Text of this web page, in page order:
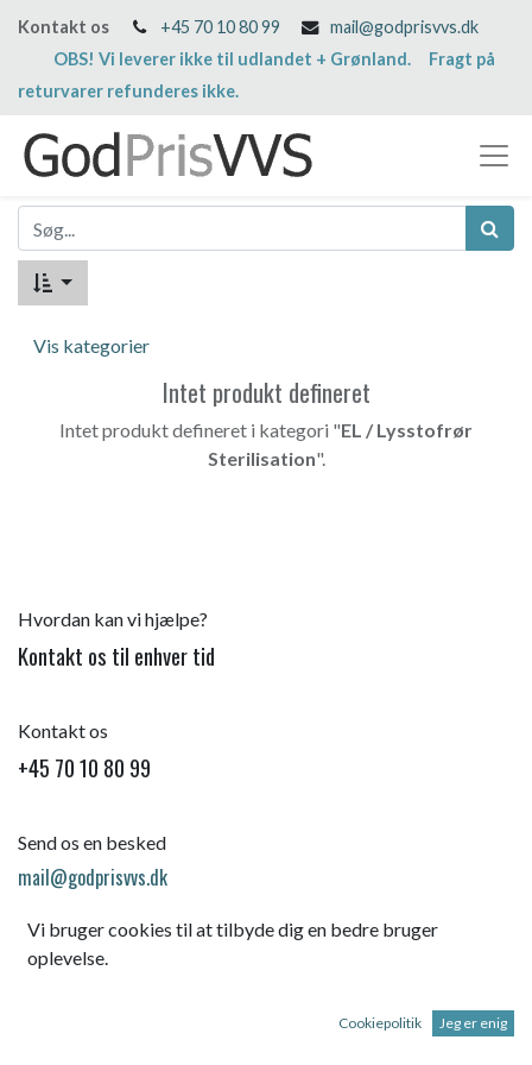
Kontakt os +45 70 10 80 99
mail@godprisvvs.dk
OBS! Vi leverer ikke til udlandet + Grønland. Fragt på
returvarer refunderes ikke.
Vis kategorier
Intet produkt defineret
Intet produkt defineret i kategori "EL / Lysstofrør
Sterilisation".
Hvordan kan vi hjælpe?
Kontakt os til enhver tid
Kontakt os
+45 70 10 80 99
Send os en besked
mail@godprisvvs.dk
Vi bruger cookies til at tilbyde dig en bedre bruger
oplevelse.
Cookiepolitik Jeg er enig